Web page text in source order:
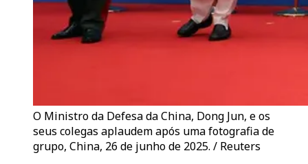
O Ministro da Defesa da China, Dong Jun, e os
seus colegas aplaudem após uma fotografia de
grupo, China, 26 de junho de 2025. / Reuters